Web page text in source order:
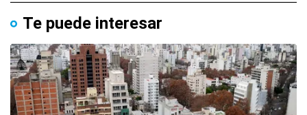
Te puede interesar